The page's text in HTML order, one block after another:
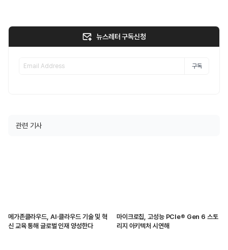
뉴스레터 구독신청
구독
관련 기사
메가존클라우드, AI·클라우드 기술 및 혁
신 교육 통해 글로벌 인재 양성한다
마이크로칩, 고성능 PCIe® Gen 6 스토
리지 아키텍처 시연해